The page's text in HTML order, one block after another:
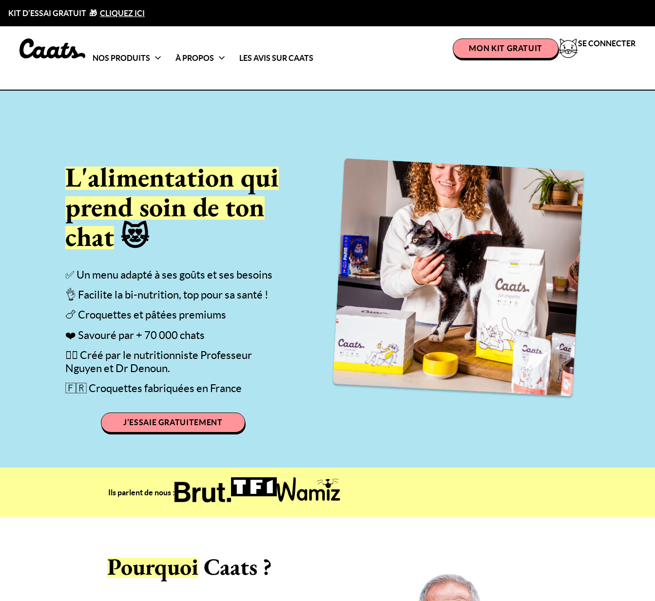
KIT D’ESSAI GRATUIT 🎁 CLIQUEZ ICI
NOS PRODUITS
CatégoriesTout voir
Son Menu Personnalisé Croquettes chat Pâtées chat Nos petits extras pour lui
À PROPOS LES AVIS SUR CAATS
MON KIT GRATUIT
SE CONNECTER
L'alimentation qui
prend soin de ton
chat😻
✅ Un menu adapté à ses goûts et ses besoins
👌 Facilite la bi-nutrition, top pour sa santé !
🍗 Croquettes et pâtées premiums
❤️ Savouré par + 70 000 chats
👨‍⚕️ Créé par le nutritionniste Professeur
Nguyen et Dr Denoun.
🇫🇷 Croquettes fabriquées en France
J’ESSAIE GRATUITEMENT
Ils parlent de nous :
PourquoiCaats ?